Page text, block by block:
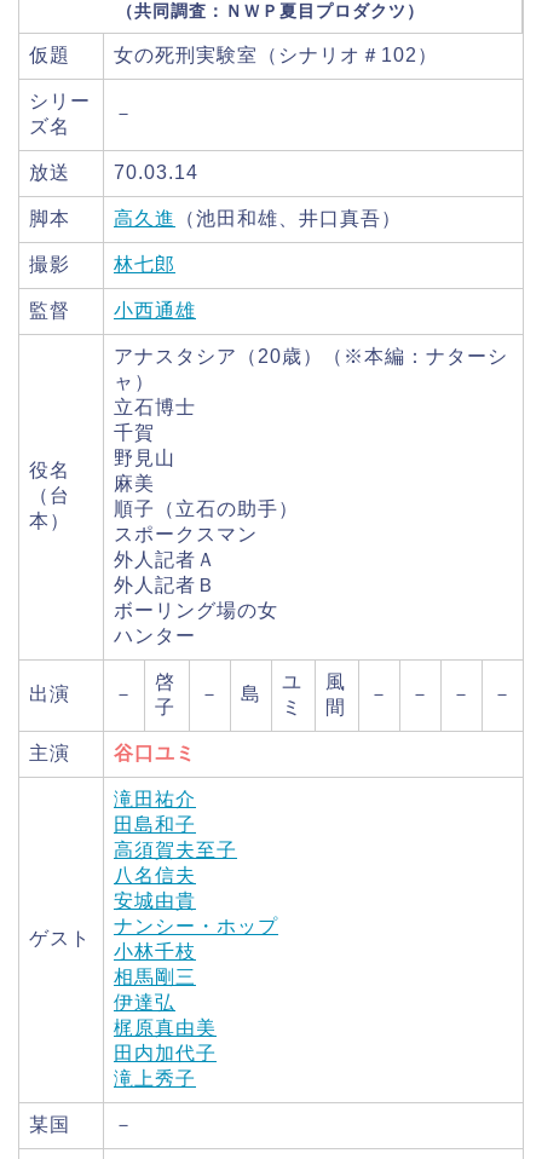
（共同調査：ＮＷＰ夏目プロダクツ）
仮題 女の死刑実験室（シナリオ＃102）
シリー
ズ名
－
放送 70.03.14
脚本 高久進 （池田和雄、井口真吾）
撮影 林七郎
監督 小西通雄
役名
（台
本）
アナスタシア（20歳）（※本編：ナターシ
ャ）
立石博士
千賀
野見山
麻美
順子（立石の助手）
スポークスマン
外人記者Ａ
外人記者Ｂ
ボーリング場の女
ハンター
出演 －
啓
子
－ 島
ユ
ミ
風
間
－ － － －
主演 谷口ユミ
ゲスト
滝田祐介
田島和子
高須賀夫至子
八名信夫
安城由貴
ナンシー・ホップ
小林千枝
相馬剛三
伊達弘
梶原真由美
田内加代子
滝上秀子
某国 －